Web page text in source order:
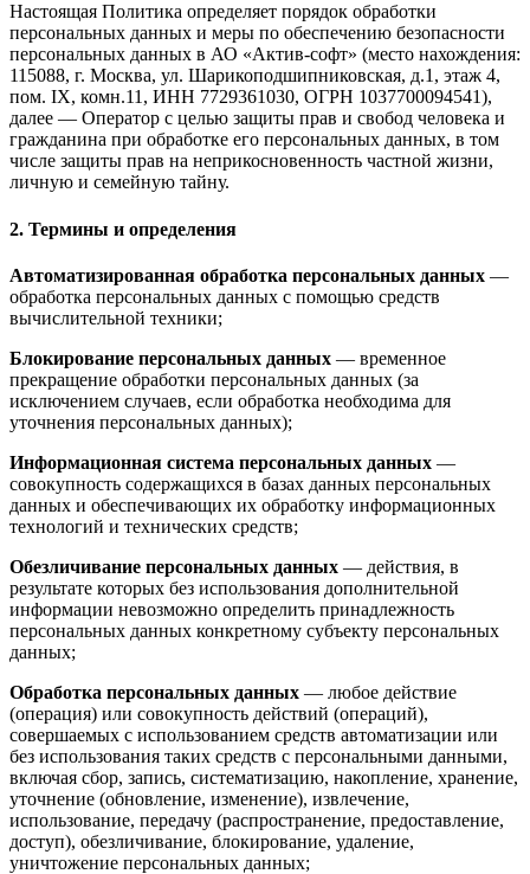
Настоящая Политика определяет порядок обработки
персональных данных и меры по обеспечению безопасности
персональных данных в АО «Актив-софт» (место нахождения:
115088, г. Москва, ул. Шарикоподшипниковская, д.1, этаж 4,
пом. IX, комн.11, ИНН 7729361030, ОГРН 1037700094541),
далее — Оператор с целью защиты прав и свобод человека и
гражданина при обработке его персональных данных, в том
числе защиты прав на неприкосновенность частной жизни,
личную и семейную тайну.
2. Термины и определения
Автоматизированная обработка персональных данных —
обработка персональных данных с помощью средств
вычислительной техники;
Блокирование персональных данных — временное
прекращение обработки персональных данных (за
исключением случаев, если обработка необходима для
уточнения персональных данных);
Информационная система персональных данных —
совокупность содержащихся в базах данных персональных
данных и обеспечивающих их обработку информационных
технологий и технических средств;
Обезличивание персональных данных — действия, в
результате которых без использования дополнительной
информации невозможно определить принадлежность
персональных данных конкретному субъекту персональных
данных;
Обработка персональных данных — любое действие
(операция) или совокупность действий (операций),
совершаемых с использованием средств автоматизации или
без использования таких средств с персональными данными,
включая сбор, запись, систематизацию, накопление, хранение,
уточнение (обновление, изменение), извлечение,
использование, передачу (распространение, предоставление,
доступ), обезличивание, блокирование, удаление,
уничтожение персональных данных;